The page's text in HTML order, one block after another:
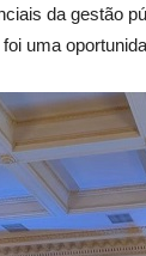
da gestão
uma